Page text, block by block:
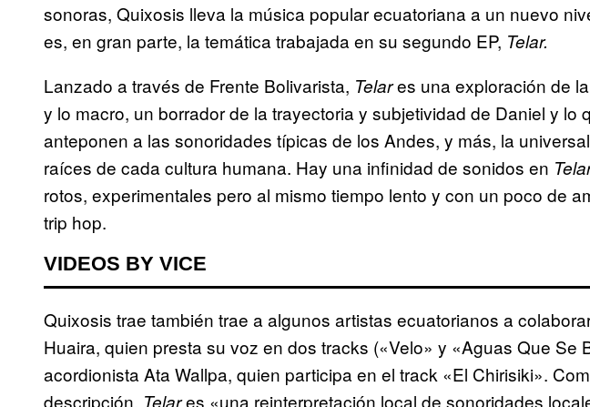
sonoras, Quixosis lleva la música popular ecuatoriana a un nuevo
es, en gran parte, la temática trabajada en su segundo EP, Telar.
Lanzado a través de Frente Bolivarista, Telares una exploración de
y lo macro, un borrador de la trayectoria y subjetividad de Daniel y lo
anteponen a las sonoridades típicas de los Andes, y más, la
raíces de cada cultura humana. Hay una infinidad de sonidos en
rotos, experimentales pero al mismo tiempo lento y con un poco de
trip hop.
VIDEOS BY VICE
Quixosis trae también trae a algunos artistas ecuatorianos a
Huaira, quien presta su voz en dos tracks («Velo» y «Aguas Que Se
acordionista Ata Wallpa, quien participa en el track «El Chirisiki».
descripción, Telares «una reinterpretación local de sonoridades